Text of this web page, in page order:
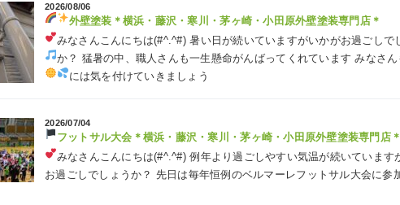
2026/08/06
外壁塗装 ＊横浜・藤沢・寒川・茅ヶ崎・小田原外壁塗装専門店＊
みなさんこんにちは(#^.^#)暑い日が続いていますがいかがお過ごしで
か？ 猛暑の中、職人さんも一生懸命がんばってくれています みなさん
には気を付けていきましょう
2026/07/04
フットサル大会 ＊横浜・藤沢・寒川・茅ヶ崎・小田原外壁塗装専門店＊
みなさんこんにちは(#^.^#)例年より過ごしやすい気温が続いています
お過ごしでしょうか？ 先日は毎年恒例のベルマーレフットサル大会に参